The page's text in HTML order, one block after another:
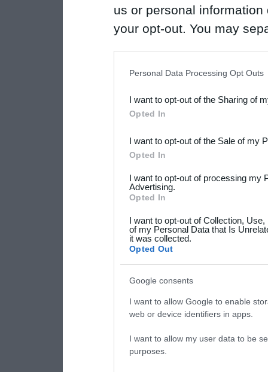
us or personal
your opt-out. You may
Downstream Participants
third parties.
Please note that this
not limited to your visit or
your data for below
consent section.
Personal Data Processing Opt Outs
I want to opt-out of the Sharing of
Opted In
I want to opt-out of the Sale of my
Opted In
I want to opt-out of processing my
Advertising.
Opted In
I want to opt-out of Collection,
of my Personal Data that Is
it was collected.
Opted Out
Google consents
I want to allow Google to enable
web or device identifiers in apps.
I want to allow my user data to be
purposes.